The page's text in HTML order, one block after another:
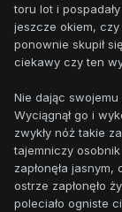
toru lot i
jeszcze okiem, czy
ponownie skupił
ciekawy czy ten
Nie dając
Wyciągnął go i
zwykły nóż takie
tajemniczy
zapłonęła
ostrze zapłonęło
poleciało ogniste